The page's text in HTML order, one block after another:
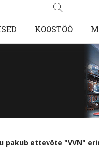
KOOSTÖÖ
pakub ettevõte "VVN"